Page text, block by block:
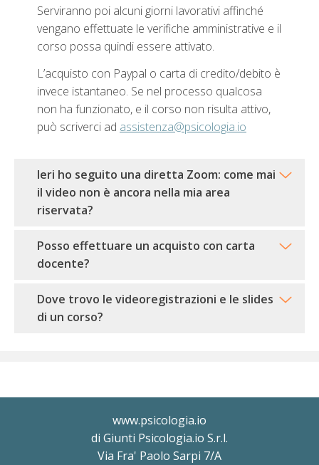
Serviranno poi alcuni giorni lavorativi affinché
vengano effettuate le verifiche amministrative e il
corso possa quindi essere attivato.
L’acquisto con Paypal o carta di credito/debito è
invece istantaneo. Se nel processo qualcosa
non ha funzionato, e il corso non risulta attivo,
può scriverci ad assistenza@psicologia.io
Ieri ho seguito una diretta Zoom: come mai
il video non è ancora nella mia area
riservata?
Posso effettuare un acquisto con carta
docente?
Dove trovo le videoregistrazioni e le slides
di un corso?
www.psicologia.io
di Giunti Psicologia.io S.r.l.
Via Fra' Paolo Sarpi 7/A